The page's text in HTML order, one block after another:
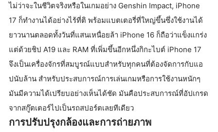
ไม่ว่าจะในชีวิตจริงหรือในเกมอย่าง Genshin Impact, iPhone
17 ก็ทำงานได้อย่างไร้ที่ติ พร้อมแบตเตอรี่ที่ใหญ่ขึ้นซึ่งใช้งานได้
ยาวนานตลอดทั้งวันที่แสนเหนื่อยล้า iPhone 16 ก็ถือว่าแข็งแกร่ง
แต่ด้วยชิป A19 และ RAM ที่เพิ่มขึ้นอีกหนึ่งกิกะไบต์ iPhone 17
จึงเป็นเครื่องจักรที่สมบูรณ์แบบสำหรับทุกคนที่ต้องจัดการกับแอ
ปนับล้าน สำหรับประสบการณ์การเล่นเกมหรือการใช้งานหนักๆ
มันมีความได้เปรียบอย่างเห็นได้ชัด มันคือประสบการณ์ที่อัปเกรด
จากสกู๊ตเตอร์ไปเป็นรถสปอร์ตเลยทีเดียว
การปรับปรุงกล้องและการถ่ายภาพ